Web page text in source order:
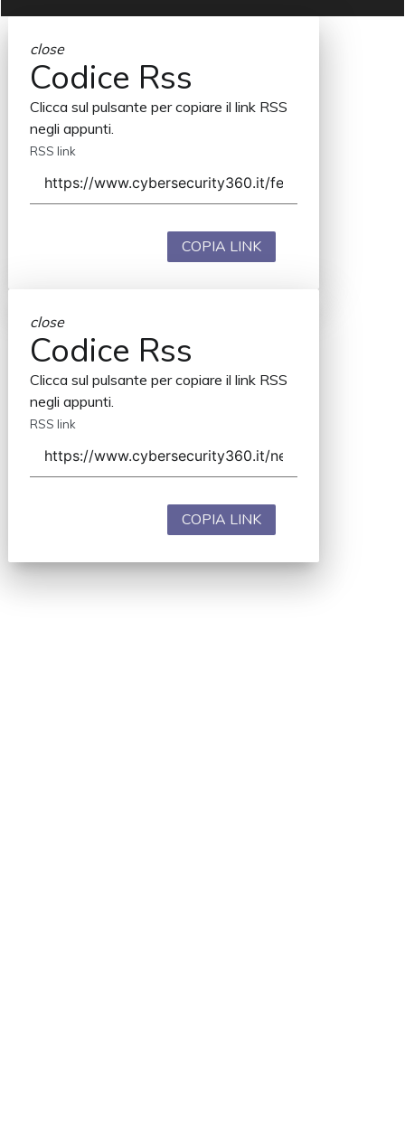
close
Codice Rss
Clicca sul pulsante per copiare il link RSS
negli appunti.
RSS link
COPIA LINK
close
Codice Rss
Clicca sul pulsante per copiare il link RSS
negli appunti.
RSS link
COPIA LINK